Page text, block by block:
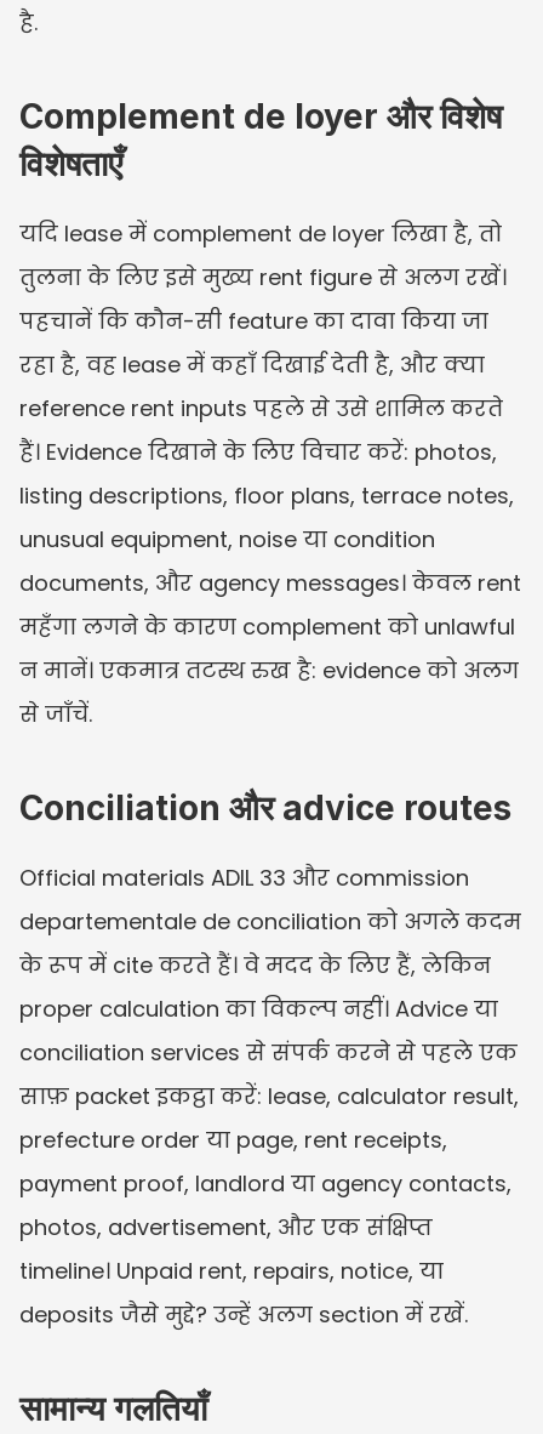
है.
Complement de loyer और विशेष
विशेषताएँ
यदि lease में complement de loyer लिखा है, तो
तुलना के लिए इसे मुख्य rent figure से अलग रखें।
पहचानें कि कौन-सी feature का दावा किया जा
रहा है, वह lease में कहाँ दिखाई देती है, और क्या
reference rent inputs पहले से उसे शामिल करते
हैं। Evidence दिखाने के लिए विचार करें: photos,
listing descriptions, floor plans, terrace notes,
unusual equipment, noise या condition
documents, और agency messages। केवल rent
महँगा लगने के कारण complement को unlawful
न मानें। एकमात्र तटस्थ रुख है: evidence को अलग
से जाँचें.
Conciliation और advice routes
Official materials ADIL 33 और commission
departementale de conciliation को अगले कदम
के रूप में cite करते हैं। वे मदद के लिए हैं, लेकिन
proper calculation का विकल्प नहीं। Advice या
conciliation services से संपर्क करने से पहले एक
साफ़ packet इकट्ठा करें: lease, calculator result,
prefecture order या page, rent receipts,
payment proof, landlord या agency contacts,
photos, advertisement, और एक संक्षिप्त
timeline। Unpaid rent, repairs, notice, या
deposits जैसे मुद्दे? उन्हें अलग section में रखें.
सामान्य गलतियाँ